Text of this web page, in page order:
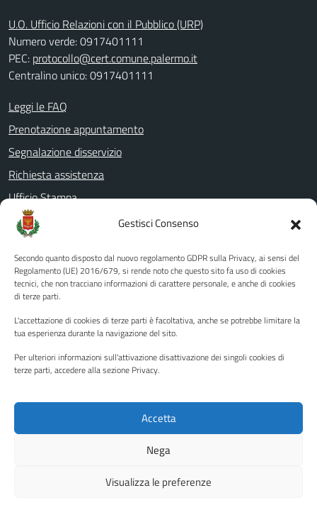
Gestisci Consenso
Secondo quanto disposto dal nuovo regolamento GDPR sulla Privacy, ai sensi del
Regolamento (UE) 2016/679, si rende noto che questo sito fa uso di cookies
tecnici, che non tracciano informazioni di carattere personale, e anche di cookies
di terze parti.
L'accettazione di cookies di terze parti è facoltativa, anche se potrebbe limitare la
tua esperienza durante la navigazione del sito.
Per ulteriori informazioni sull'attivazione disattivazione dei singoli cookies di
terze parti, accedere alla sezione Privacy.
Accetta
Nega
Visualizza le preferenze
U.O. Ufficio Relazioni con il Pubblico (URP)
Numero verde: 0917401111
PEC: protocollo@cert.comune.palermo.it
Centralino unico: 0917401111
Leggi le FAQ
Prenotazione appuntamento
Segnalazione disservizio
Richiesta assistenza
Ufficio Stampa
Amministrazione Trasparente
Albo pretorio
Informativa privacy
Note legali
Piano di miglioramento del sito
Instagram